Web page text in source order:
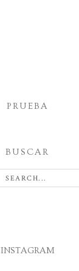
PRUEBA
BUSCAR
INSTAGRAM